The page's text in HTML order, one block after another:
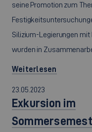
seine Promotion zum
Silizium-Legierungen mit
wurden in
Weiterlesen
23.05.2023
Exkursion im